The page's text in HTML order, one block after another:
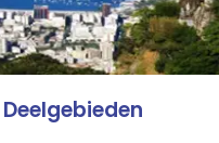
Deelgebieden